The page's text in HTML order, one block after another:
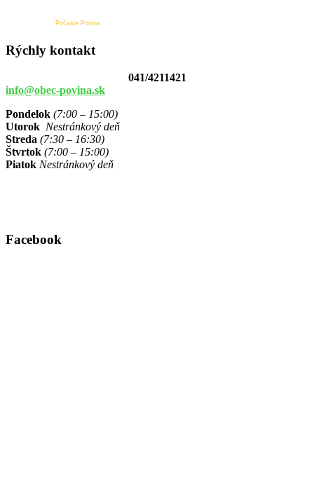
Počasie Povina
Rýchly kontakt
041/4211421
info@obec-povina.sk
Pondelok (7:00 – 15:00)
Utorok Nestránkový deň
Streda (7:30 – 16:30)
Štvrtok (7:00 – 15:00)
Piatok Nestránkový deň
Facebook